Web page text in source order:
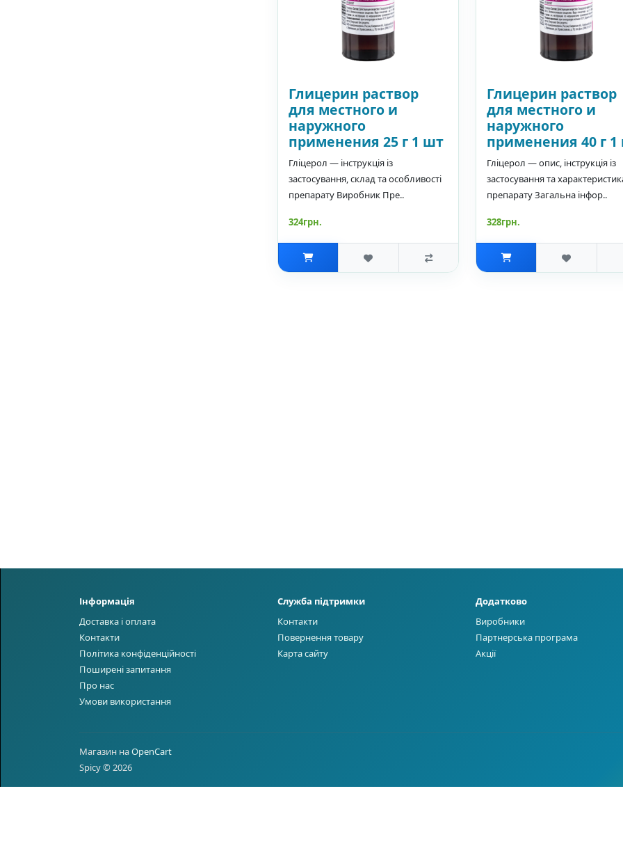
Глицерин раствор
для местного и
наружного
применения 25 г 1 шт
Гліцерол — інструкція із
застосування, склад та особливості
препарату Виробник Пре..
324грн.
Глицерин раствор
для местного и
наружного
применения 40 г
Гліцерол — опис, інструкція із
застосування та
препарату Загальна інфор..
328грн.
Інформація
Доставка і оплата
Контакти
Політика конфіденційності
Поширені запитання
Про нас
Умови використання
Служба підтримки
Контакти
Повернення товару
Карта сайту
Додатково
Виробники
Партнерська програма
Акції
Магазин наOpenCart
Spicy © 2026